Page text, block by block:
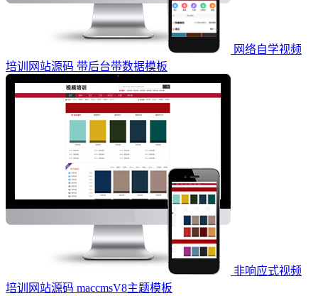
网络自学视频
培训网站源码 带后台带数据模板
非响应式视频
培训网站源码 maccmsV8主题模板